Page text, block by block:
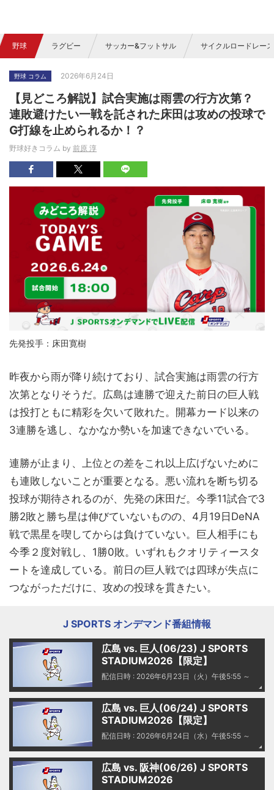
野球 ラグビー サッカー&フットサル サイクルロードレース
野球 コラム 2026年6月24日
【見どころ解説】試合実施は雨雲の行方次第？
連敗避けたい一戦を託された床田は攻めの投球で
G打線を止められるか！？
野球好きコラム by 前原 淳
先発投手：床田寛樹
昨夜から雨が降り続けており、試合実施は雨雲の行方
次第となりそうだ。広島は連勝で迎えた前日の巨人戦
は投打ともに精彩を欠いて敗れた。開幕カード以来の
3連勝を逃し、なかなか勢いを加速できないでいる。
連勝が止まり、上位との差をこれ以上広げないために
も連敗しないことが重要となる。悪い流れを断ち切る
投球が期待されるのが、先発の床田だ。今季11試合で3
勝2敗と勝ち星は伸びていないものの、4月19日DeNA
戦で黒星を喫してからは負けていない。巨人相手にも
今季２度対戦し、1勝0敗。いずれもクオリティースタ
ートを達成している。前日の巨人戦では四球が失点に
つながっただけに、攻めの投球を貫きたい。
J SPORTS オンデマンド番組情報
広島 vs. 巨人(06/23) J SPORTS
STADIUM2026【限定】
配信日時 : 2026年6月23日（火）午後5:55 ～
広島 vs. 巨人(06/24) J SPORTS
STADIUM2026【限定】
配信日時 : 2026年6月24日（水）午後5:55 ～
広島 vs. 阪神(06/26) J SPORTS
STADIUM2026